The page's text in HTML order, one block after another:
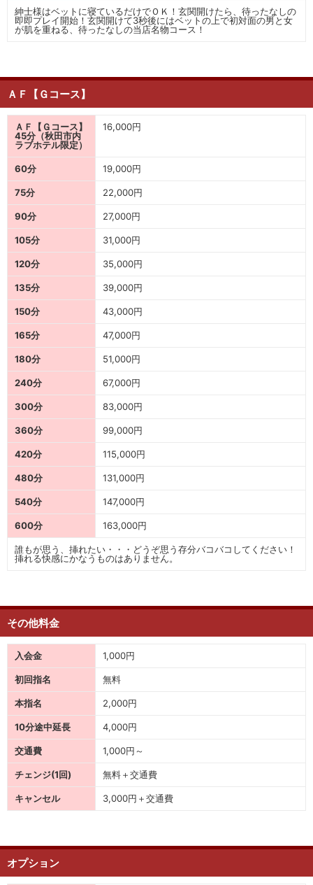
紳士様はベットに寝ているだけでＯＫ！玄関開けたら、待ったなしの
即即プレイ開始！玄関開けて3秒後にはベットの上で初対面の男と女
が肌を重ねる、待ったなしの当店名物コース！
ＡＦ【Ｇコース】
ＡＦ【Ｇコース】
45分（秋田市内
ラブホテル限定）
16,000円
60分 19,000円
75分 22,000円
90分 27,000円
105分 31,000円
120分 35,000円
135分 39,000円
150分 43,000円
165分 47,000円
180分 51,000円
240分 67,000円
300分 83,000円
360分 99,000円
420分 115,000円
480分 131,000円
540分 147,000円
600分 163,000円
誰もが思う、挿れたい・・・どうぞ思う存分バコバコしてください！
挿れる快感にかなうものはありません。
その他料金
入会金 1,000円
初回指名 無料
本指名 2,000円
10分途中延長 4,000円
交通費 1,000円～
チェンジ(1回) 無料＋交通費
キャンセル 3,000円＋交通費
オプション